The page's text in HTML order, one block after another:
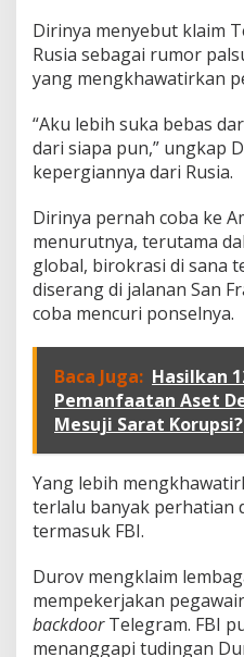
Dirinya menyebut klaim
Rusia sebagai rumor
yang mengkhawatirkan
“Aku lebih suka bebas
dari siapa pun,” ungkap
kepergiannya dari Rusia.
Dirinya pernah coba ke
menurutnya, terutama
global, birokrasi di sana
diserang di jalanan San
coba mencuri ponselnya.
Baca Juga: Hasilkan
Pemanfaatan Aset
Mesuji Sarat Korupsi?
Yang lebih
terlalu banyak perhatian
termasuk FBI.
Durov mengklaim
mempekerjakan
backdoorTelegram. FBI
menanggapi tudingan